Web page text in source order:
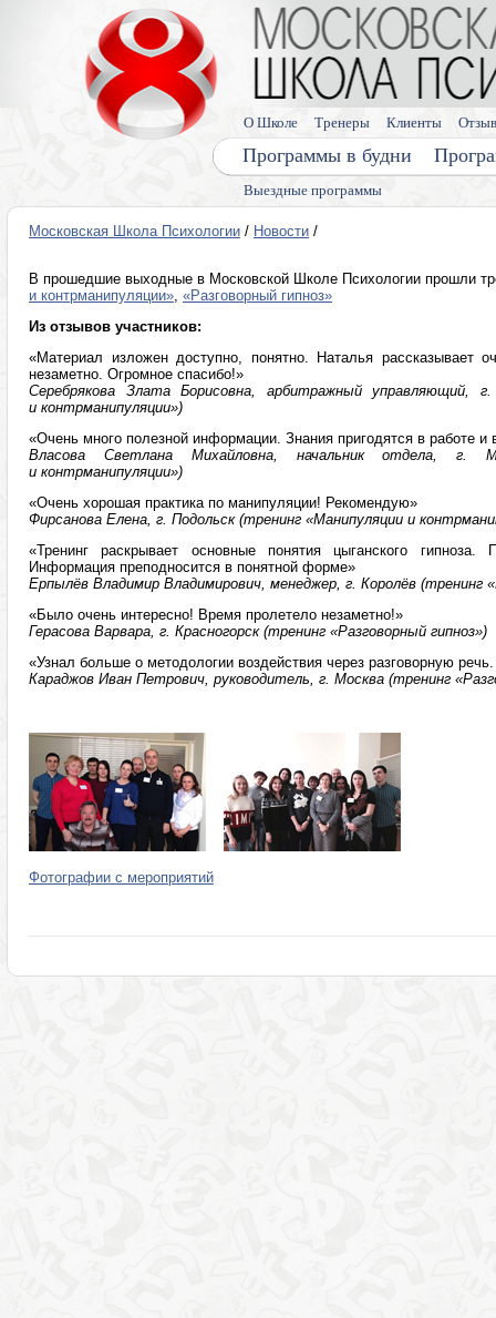
Выездные программы
Программы в будни
О Школе Тренеры Клиенты
Московская Школа Психологии / Новости /
В прошедшие выходные в Московской Школе Психологии прошли
и контрманипуляции», «Разговорный гипноз»
Из отзывов участников:
«Материал изложен доступно, понятно. Наталья рассказывает
незаметно. Огромное спасибо!»
Серебрякова Злата Борисовна, арбитражный управляющий,
и контрманипуляции»)
«Очень много полезной информации. Знания пригодятся в работе и
Власова Светлана Михайловна, начальник отдела, г.
и контрманипуляции»)
«Очень хорошая практика по манипуляции! Рекомендую»
Фирсанова Елена, г. Подольск (тренинг «Манипуляции и
«Тренинг раскрывает основные понятия цыганского
Информация преподносится в понятной форме»
Ерпылёв Владимир Владимирович, менеджер, г. Королёв (тренинг
«Было очень интересно! Время пролетело незаметно!»
Герасова Варвара, г. Красногорск (тренинг «Разговорный гипноз»)
«Узнал больше о методологии воздействия через разговорную
Караджов Иван Петрович, руководитель, г. Москва (тренинг
Фотографии с мероприятий